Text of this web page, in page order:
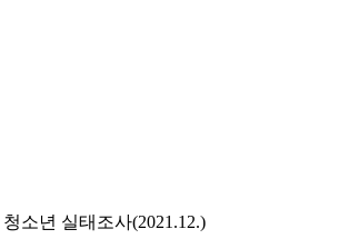
소년 실태조사(2021.12.)